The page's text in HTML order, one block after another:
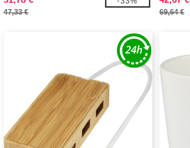
47,33 € 69,64 €